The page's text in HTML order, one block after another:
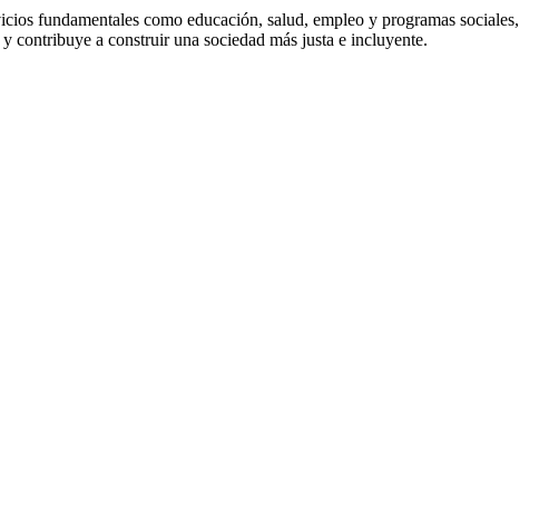
fundamentales como educación, salud, empleo y programas sociales,
contribuye a construir una sociedad más justa e incluyente.